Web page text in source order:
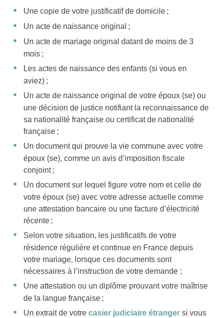
Une copie de votre justificatif de domicile ;
Un acte de naissance original ;
Un acte de mariage original datant de moins de 3
mois ;
Les actes de naissance des enfants (si vous en
aviez) ;
Un acte de naissance original de votre époux (se) ou
une décision de justice notifiant la reconnaissance de
sa nationalité française ou certificat de nationalité
française ;
Un document qui prouve la vie commune avec votre
époux (se), comme un avis d’imposition fiscale
conjoint ;
Un document sur lequel figure votre nom et celle de
votre époux (se) avec votre adresse actuelle comme
une attestation bancaire ou une facture d’électricité
récente ;
Selon votre situation, les justificatifs de votre
résidence régulière et continue en France depuis
votre mariage, lorsque ces documents sont
nécessaires à l’instruction de votre demande ;
Une attestation ou un diplôme prouvant votre maîtrise
de la langue française ;
Un extrait de votre casier judiciaire étranger si vous